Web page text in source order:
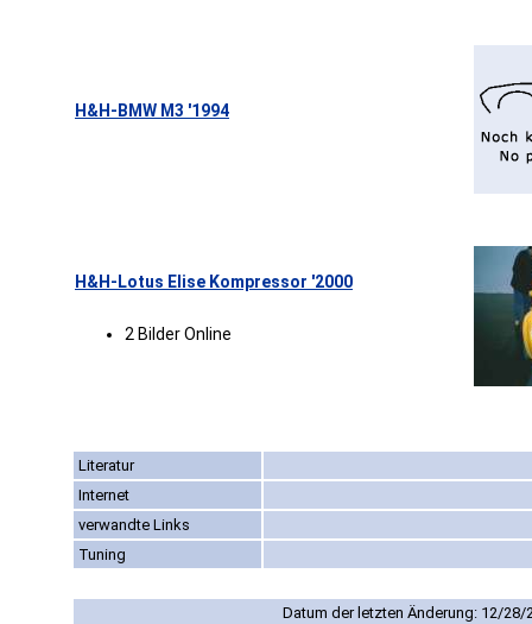
H&H-BMW M3 '1994
H&H-Lotus Elise Kompressor '2000
2 Bilder Online
Literatur
Internet
verwandte Links
Tuning
Datum der letzten Änderung: 12/28/